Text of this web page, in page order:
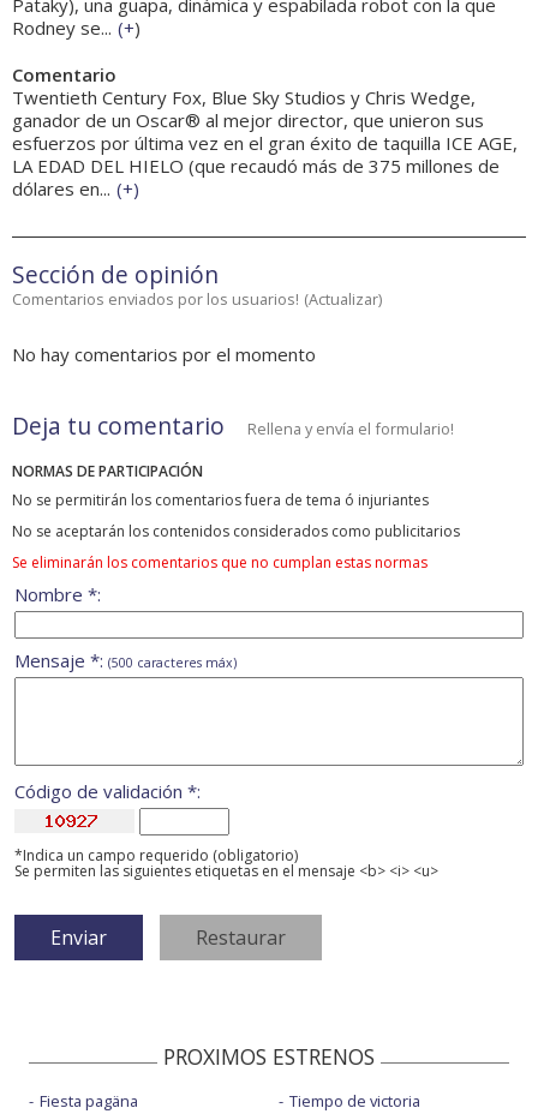
Pataky), una guapa, dinámica y espabilada robot con la que
Rodney se... (+)
Comentario
Twentieth Century Fox, Blue Sky Studios y Chris Wedge,
ganador de un Oscar® al mejor director, que unieron sus
esfuerzos por última vez en el gran éxito de taquilla ICE AGE,
LA EDAD DEL HIELO (que recaudó más de 375 millones de
dólares en... (+)
Sección de opinión
Comentarios enviados por los usuarios! (Actualizar)
No hay comentarios por el momento
Deja tu comentario Rellena y envía el formulario!
NORMAS DE PARTICIPACIÓN
No se permitirán los comentarios fuera de tema ó injuriantes
No se aceptarán los contenidos considerados como publicitarios
Se eliminarán los comentarios que no cumplan estas normas
Nombre *:
Mensaje *: (500 caracteres máx)
Código de validación *:
*Indica un campo requerido (obligatorio)
Se permiten las siguientes etiquetas en el mensaje <b> <i> <u>
PROXIMOS ESTRENOS
Fiesta pagäna
Tiempo de victoria